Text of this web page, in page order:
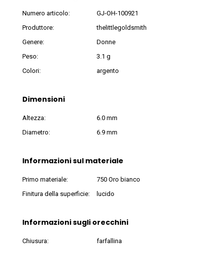
Numero articolo:
GJ-OH-100921
Produttore:
thelittlegoldsmith
Genere:
Donne
Peso:
3.1 g
Colori:
argento
Dimensioni
Altezza:
6.0 mm
Diametro:
6.9 mm
Informazioni sul materiale
Primo materiale:
750 Oro bianco
Finitura della superficie:
lucido
Informazioni sugli orecchini
Chiusura: farfallina